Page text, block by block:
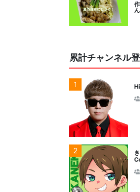
累計チャンネル
1
2